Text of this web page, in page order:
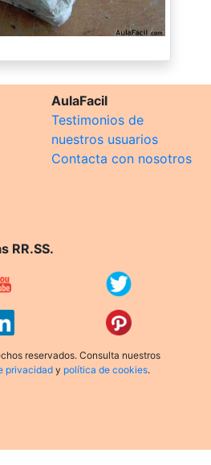
AulaFacil
Testimonios de
nuestros usuarios
Contacta con nosotros
RR.SS.
reservados. Consulta nuestros
privacidad y política de cookies.